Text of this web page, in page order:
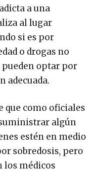
a una
al lugar
si es por
o drogas no
optar por
adecuada.
que como oficiales
algún
estén en medio
sobredosis, pero
los médicos